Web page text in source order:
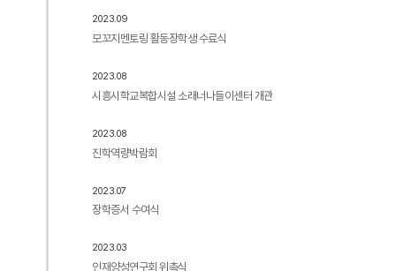
2023.09
모꼬지멘토링 활동장학생 수료식
2023.08
시흥시학교복합시설 소래너나들이센터 개관
2023.08
진학역량박람회
2023.07
장학증서 수여식
2023.03
인재양성연구회 위촉식